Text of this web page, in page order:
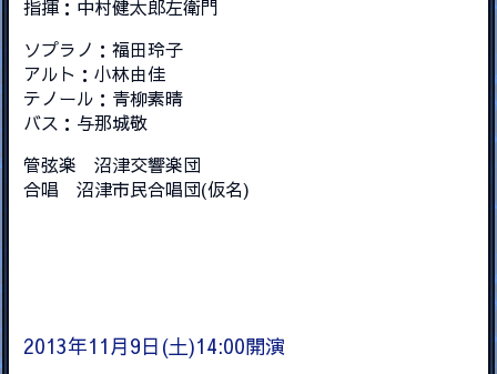
指揮：中村健太郎左衛門
ソプラノ：福田玲子
アルト：小林由佳
テノール：青柳素晴
バス：与那城敬
管弦楽 沼津交響楽団
合唱 沼津市民合唱団(仮名)
2013年11月9日(土)14:00開演